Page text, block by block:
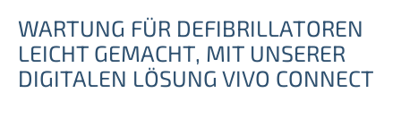
WARTUNG FÜR DEFIBRILLATOREN
LEICHT GEMACHT, MIT UNSERER
DIGITALEN LÖSUNG VIVO CONNECT